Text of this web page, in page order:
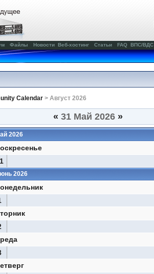
Файлы Новости Веб-хостинг Статьи FAQ ВПС/ВДС
Calendar > Август 2026
« 31 Май 2026 »
2026
2026